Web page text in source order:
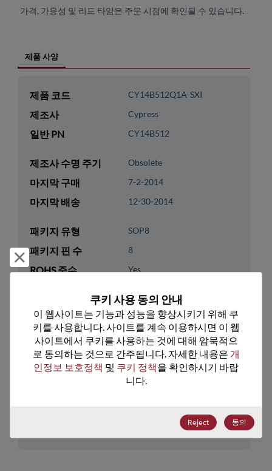
가격, 가용성 및 리드 타임은 주문 시점에 확인될 수 있습니다.
제품 사양
제품 코드 CY14B512Q1A-SXI
제조사 Cypress
일반 PN CY14B512
제조사 수명 주기 Obsolete
마지막 구매 7-2-2014
마지막 배송 12-30-2014
패키지 유형 SOP8
패키지 핀 수 8
ROHS 준수 Yes
패키지 수량 0
기술 카테고리 Memory & Storage
기술 하위 카테고리 DRAM & SRAM
Non-Volatile SRAMs
미국 HTS 코드 8542.32.0041
거부 및 닫기
쿠키 사용 동의 안내
이 웹사이트는 기능과 성능을 향상시키기 위해 쿠
키를 사용합니다. 사이트를 계속 이용하시면 이 웹
사이트에서 쿠키를 사용하는 것에 대해 암묵적으
로 동의하는 것으로 간주됩니다. 자세한 내용은 개
인정보 보호정책 및 쿠키 정책을 확인하시기 바랍
니다.
Reject 동의